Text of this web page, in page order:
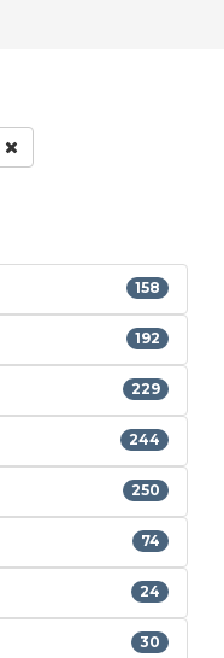
158
192
229
244
250
74
24
30